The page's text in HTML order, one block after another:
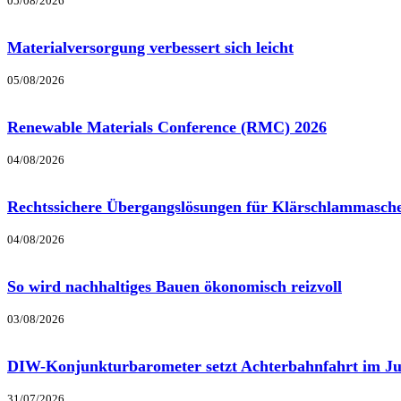
Materialversorgung verbessert sich leicht
05/08/2026
Renewable Materials Conference (RMC) 2026
04/08/2026
Rechtssichere Übergangslösungen für
04/08/2026
So wird nachhaltiges Bauen ökonomisch reizvoll
03/08/2026
DIW-Konjunkturbarometer setzt Achterbahnfahrt im
31/07/2026